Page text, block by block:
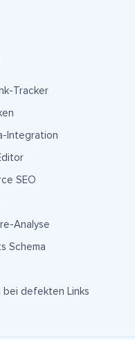
Tracker
Integration
SEO
Analyse
Schema
bei defekten Links